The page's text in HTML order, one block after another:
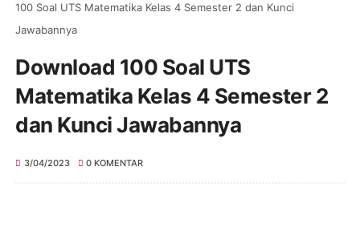
100 Soal UTS Matematika Kelas 4 Semester 2 dan Kunci
Jawabannya
Download 100 Soal UTS
Matematika Kelas 4 Semester 2
dan Kunci Jawabannya
3/04/2023 0 KOMENTAR